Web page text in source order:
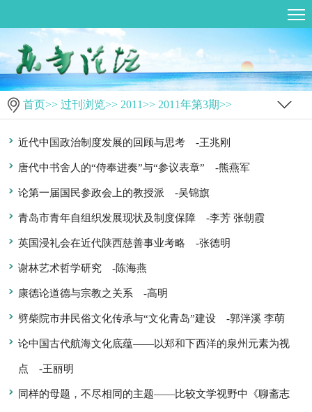
首页>> 过刊浏览>> 2011>> 2011年第3期>>
近代中国政治制度发展的回顾与思考-王兆刚
唐代中书舍人的“侍奉进奏”与“参议表章”-熊燕军
论第一届国民参政会上的教授派-吴锦旗
青岛市青年自组织发展现状及制度保障-李芳 张朝霞
英国浸礼会在近代陕西慈善事业考略-张德明
谢林艺术哲学研究-陈海燕
康德论道德与宗教之关系-高明
劈柴院市井民俗文化传承与“文化青岛”建设-郭泮溪 李萌
论中国古代航海文化底蕴——以郑和下西洋的泉州元素为视
点-王丽明
同样的母题，不尽相同的主题——比较文学视野中《聊斋志